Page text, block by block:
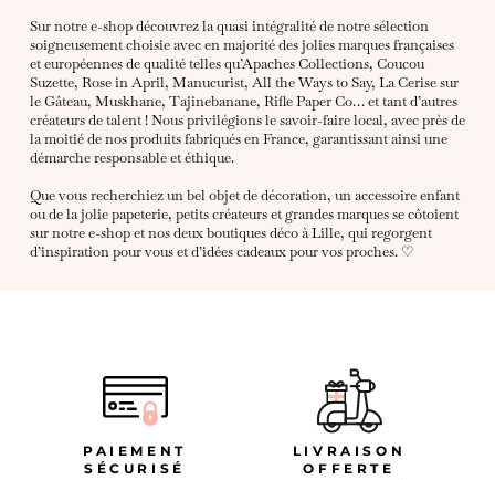
Sur notre e-shop découvrez la quasi intégralité de notre sélection
soigneusement choisie avec en majorité des jolies marques françaises
et européennes de qualité telles qu’Apaches Collections, Coucou
Suzette, Rose in April, Manucurist, All the Ways to Say, La Cerise sur
le Gâteau, Muskhane, Tajinebanane, Rifle Paper Co… et tant d’autres
créateurs de talent ! Nous privilégions le savoir-faire local, avec près de
la moitié de nos produits fabriqués en France, garantissant ainsi une
démarche responsable et éthique.
Que vous recherchiez un bel objet de décoration, un accessoire enfant
ou de la jolie papeterie, petits créateurs et grandes marques se côtoient
sur notre e-shop et nos deux boutiques déco à Lille, qui regorgent
d’inspiration pour vous et d’idées cadeaux pour vos proches. ♡
PAIEMENT
SÉCURISÉ
LIVRAISON
OFFERTE